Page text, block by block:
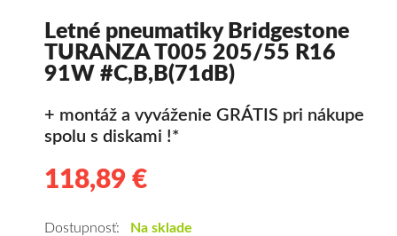
Letné pneumatiky Bridgestone
TURANZA T005 205/55 R16
91W #C,B,B(71dB)
+ montáž a vyváženie GRÁTIS pri nákupe
spolu s diskami !*
118,89 €
pneumatiky
Dostupnosť: Na sklade